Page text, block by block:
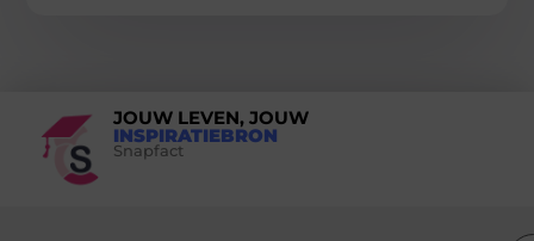
JOUW LEVEN, JOUW
INSPIRATIEBRON
Snapfact